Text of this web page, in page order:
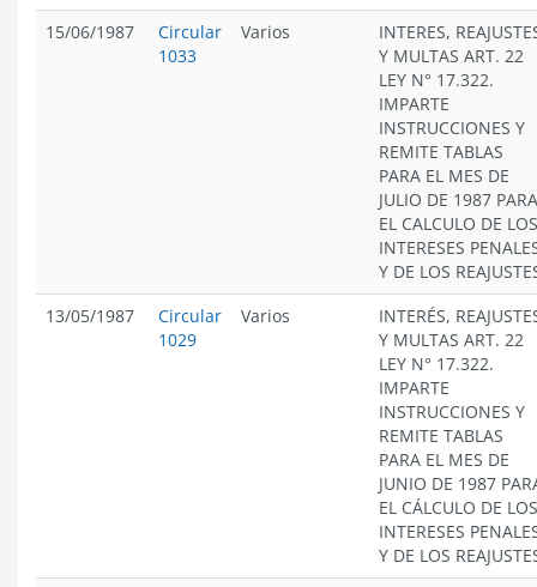
15/06/1987
Circular
1033
Varios
INTERES,
Y MULTAS ART. 22
LEY N° 17.322.
IMPARTE
INSTRUCCIONES Y
REMITE TABLAS
PARA EL MES DE
JULIO DE 1987 PARA
EL CALCULO DE LOS
INTERESES
Y DE LOS
13/05/1987
Circular
1029
Varios
INTERÉS,
Y MULTAS ART. 22
LEY N° 17.322.
IMPARTE
INSTRUCCIONES Y
REMITE TABLAS
PARA EL MES DE
JUNIO DE 1987
EL CÁLCULO DE LOS
INTERESES
Y DE LOS